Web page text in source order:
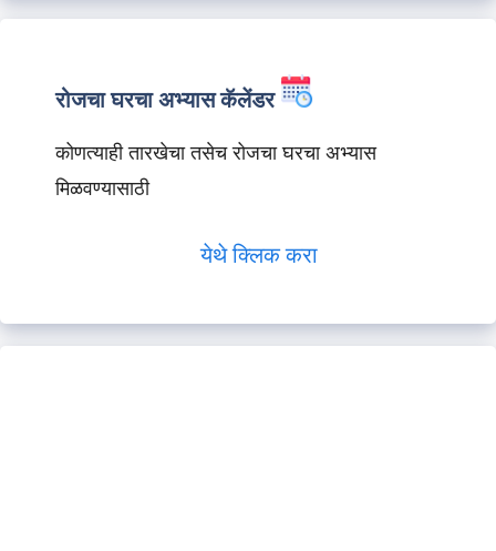
रोजचा घरचा अभ्यास कॅलेंडर
कोणत्याही तारखेचा तसेच रोजचा घरचा अभ्यास
मिळवण्यासाठी
येथे क्लिक करा